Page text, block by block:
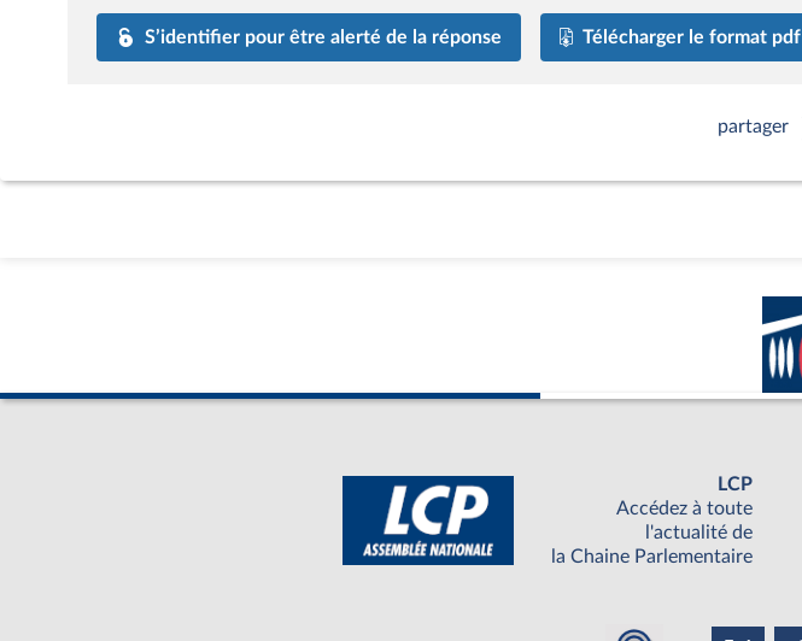
S’identifier pour être alerté de la réponse Télécharger le format pdf
partager
LCP
Accédez à toute
l'actualité de
la Chaine Parlementaire